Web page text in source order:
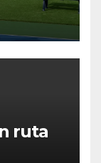
ruta